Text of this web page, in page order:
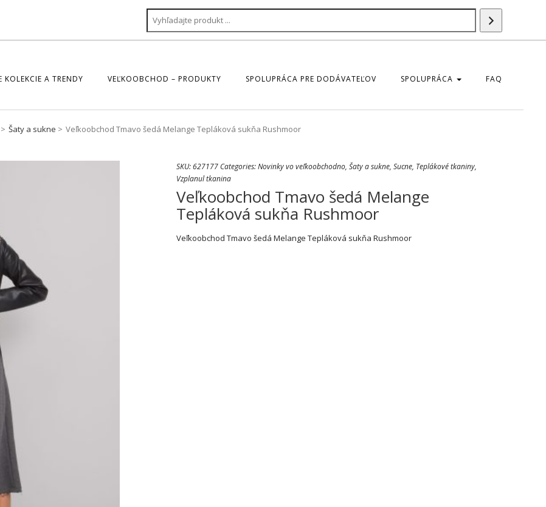
produktu
KOLEKCIE A TRENDY VEĽKOOBCHOD – PRODUKTY SPOLUPRÁCA PRE DODÁVATEĽOV SPOLUPRÁCA FAQ
Šaty a sukne Veľkoobchod Tmavo šedá Melange Tepláková sukňa Rushmoor
SKU:627177 Categories:Novinky vo veľkoobchodno, Šaty a sukne, Sucne, Teplákové tkaniny,
Vzplanul tkanina
Veľkoobchod Tmavo šedá Melange
Tepláková sukňa Rushmoor
Veľkoobchod Tmavo šedá Melange Tepláková sukňa Rushmoor